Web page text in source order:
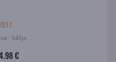
· Itālija
€